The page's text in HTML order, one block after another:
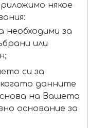
някое
необходими за
или
си за
данните
на Вашето
основание за